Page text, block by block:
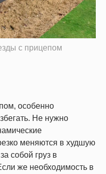
с прицепом
особенно
Не нужно
меняются в худшую
собой груз в
же необходимость в